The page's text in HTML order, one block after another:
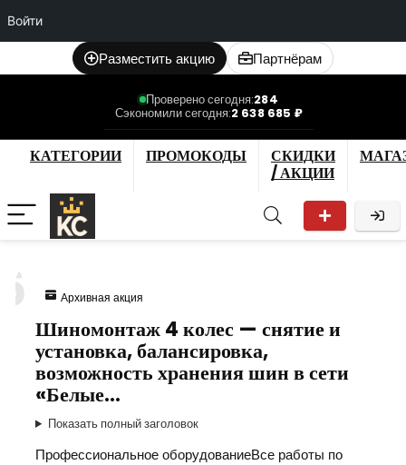
Войти
Разместить акцию Партнёрам
Проверено сегодня:284
Сэкономили сегодня:2 638 685 ₽
КАТЕГОРИИ ПРОМОКОДЫ
СКИДКИ
/ АКЦИИ
Архивная акция
Шиномонтаж 4 колес — снятие и
установка, балансировка,
возможность хранения шин в сети
«Белые…
Показать полный заголовок
Профессиональное оборудованиеВсе работы по